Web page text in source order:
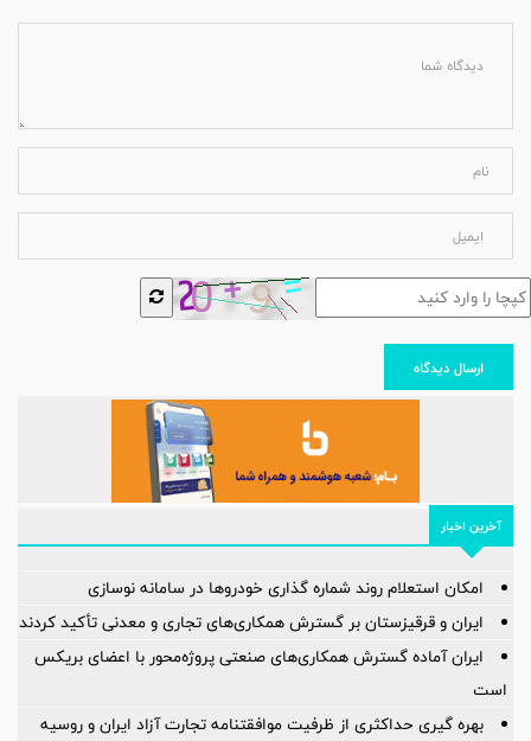
ارسال دیدگاه
آخرین اخبار
امکان استعلام روند شماره گذاری خودروها در سامانه نوسازی
ایران و قرقیزستان بر گسترش همکاری‌های تجاری و معدنی تأکید کردند
ایران آماده گسترش همکاری‌های صنعتی پروژه‌محور با اعضای بریکس
است
بهره گیری حداکثری از ظرفیت موافقتنامه تجارت آزاد ایران و روسیه